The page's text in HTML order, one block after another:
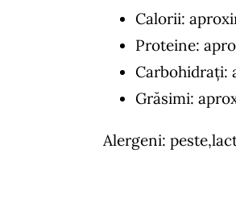
Calorii:
Proteine:
Carbohidrați:
Grăsimi:
Alergeni: